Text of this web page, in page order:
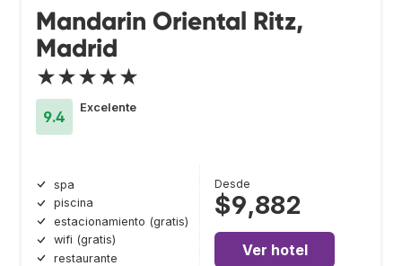
Mandarin Oriental Ritz,
Madrid
★★★★★
9.4
Excelente
spa
piscina
estacionamiento (gratis)
wifi (gratis)
restaurante
Desde
$9,882
Ver hotel